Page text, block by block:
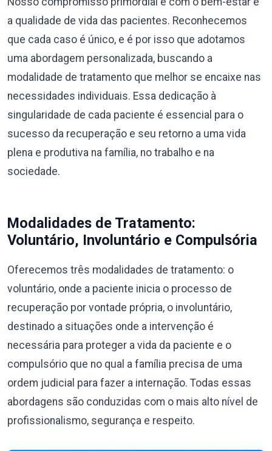
a qualidade de vida das pacientes. Reconhecemos
que cada caso é único, e é por isso que adotamos
uma abordagem personalizada, buscando a
modalidade de tratamento que melhor se encaixe nas
necessidades individuais. Essa dedicação à
singularidade de cada paciente é essencial para o
sucesso da recuperação e seu retorno a uma vida
plena e produtiva na família, no trabalho e na
sociedade.
Modalidades de Tratamento:
Voluntário, Involuntário e Compulsória
Oferecemos três modalidades de tratamento: o
voluntário, onde a paciente inicia o processo de
recuperação por vontade própria, o involuntário,
destinado a situações onde a intervenção é
necessária para proteger a vida da paciente e o
compulsório que no qual a família precisa de uma
ordem judicial para fazer a internação. Todas essas
abordagens são conduzidas com o mais alto nível de
profissionalismo, segurança e respeito.